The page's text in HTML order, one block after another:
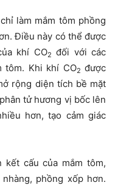
làm mắm tôm phồng
Điều này có thể được
khí CO2 ​ đối với các
tôm. Khi khí CO2 ​ được
rộng diện tích bề mặt
tử hương vị bốc lên
hơn, tạo cảm giác
kết cấu của mắm tôm,
phồng xốp hơn.